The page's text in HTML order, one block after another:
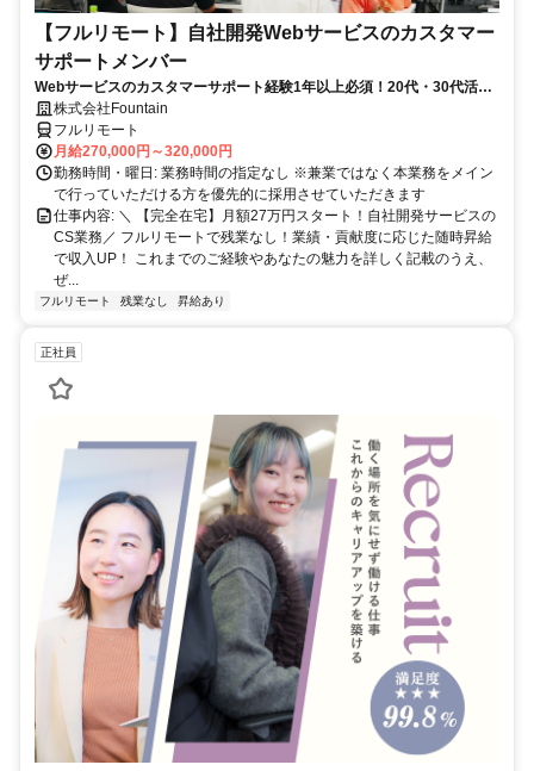
【フルリモート】自社開発Webサービスのカスタマー
サポートメンバー
Webサービスのカスタマーサポート経験1年以上必須！20代・30代活躍
中！株式会社Fountain
フルリモート
月給270,000円～320,000円
勤務時間・曜日: 業務時間の指定なし ※兼業ではなく本業務をメイン
で行っていただける方を優先的に採用させていただきます
仕事内容: ＼ 【完全在宅】月額27万円スタート！自社開発サービスの
CS業務／ フルリモートで残業なし！業績・貢献度に応じた随時昇給
で収入UP！ これまでのご経験やあなたの魅力を詳しく記載のうえ、
ぜ...
フルリモート 残業なし 昇給あり
正社員